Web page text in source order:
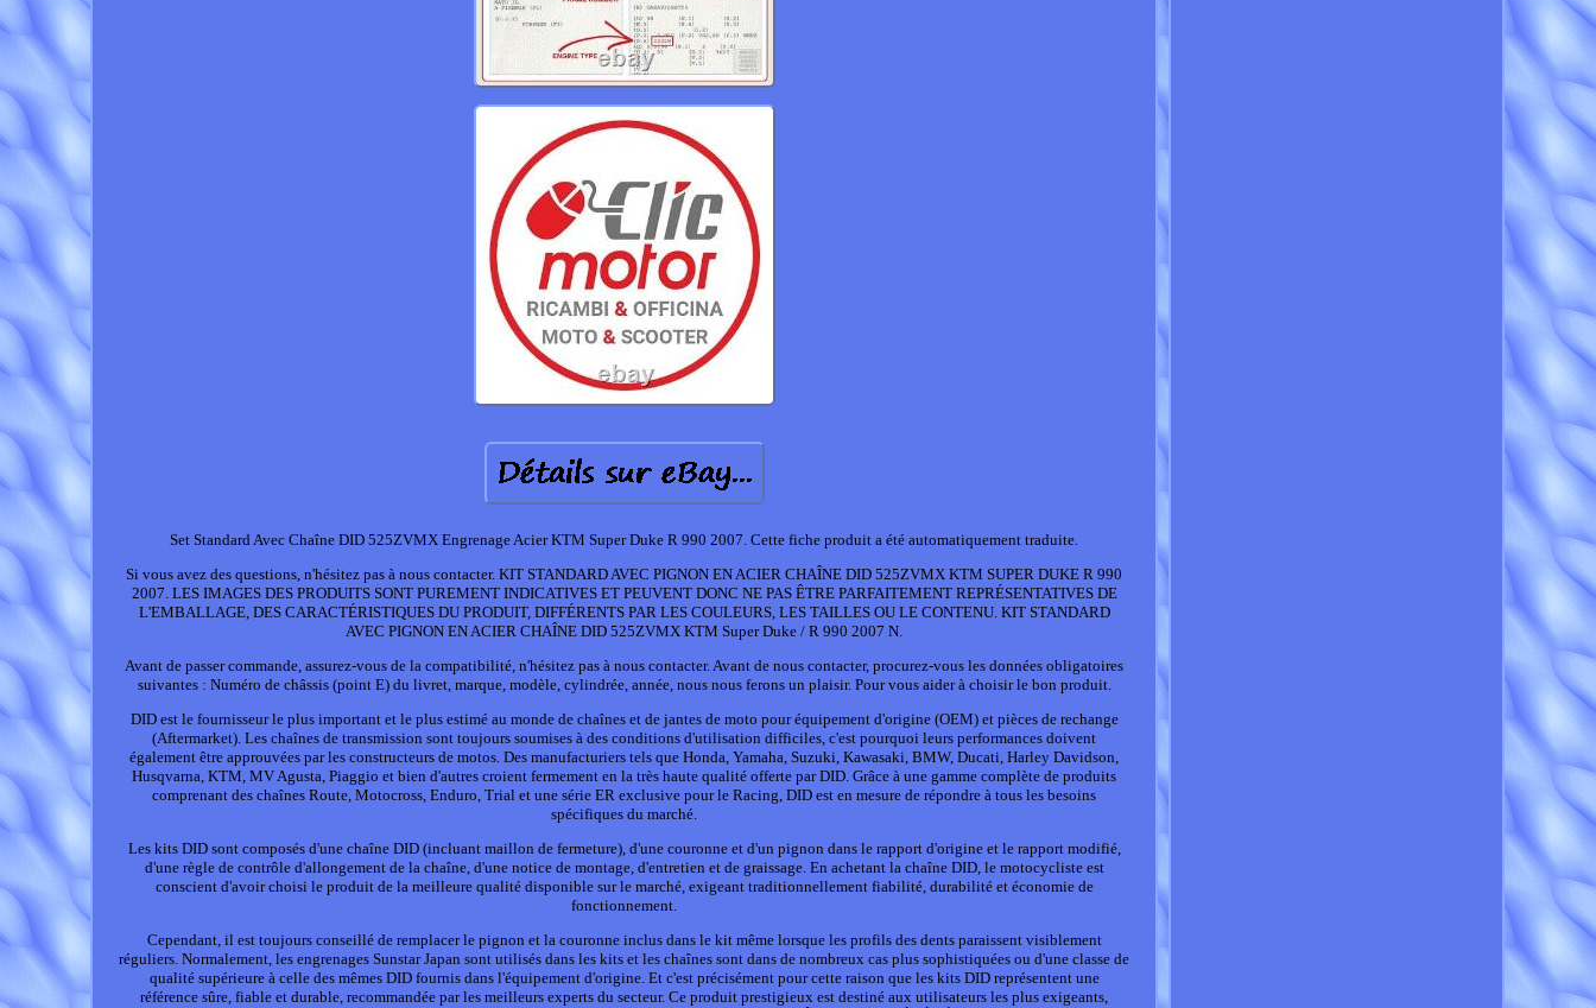
Set Standard Avec Chaîne DID 525ZVMX Engrenage Acier KTM Super Duke R 990 2007. Cette fiche produit a été automatiquement traduite.
Si vous avez des questions, n'hésitez pas à nous contacter. KIT STANDARD AVEC PIGNON EN ACIER CHAÎNE DID 525ZVMX KTM SUPER DUKE R 990
2007. LES IMAGES DES PRODUITS SONT PUREMENT INDICATIVES ET PEUVENT DONC NE PAS ÊTRE PARFAITEMENT REPRÉSENTATIVES DE
L'EMBALLAGE, DES CARACTÉRISTIQUES DU PRODUIT, DIFFÉRENTS PAR LES COULEURS, LES TAILLES OU LE CONTENU. KIT STANDARD
AVEC PIGNON EN ACIER CHAÎNE DID 525ZVMX KTM Super Duke / R 990 2007 N.
Avant de passer commande, assurez-vous de la compatibilité, n'hésitez pas à nous contacter. Avant de nous contacter, procurez-vous les données obligatoires
suivantes : Numéro de châssis (point E) du livret, marque, modèle, cylindrée, année, nous nous ferons un plaisir. Pour vous aider à choisir le bon produit.
DID est le fournisseur le plus important et le plus estimé au monde de chaînes et de jantes de moto pour équipement d'origine (OEM) et pièces de rechange
(Aftermarket). Les chaînes de transmission sont toujours soumises à des conditions d'utilisation difficiles, c'est pourquoi leurs performances doivent
également être approuvées par les constructeurs de motos. Des manufacturiers tels que Honda, Yamaha, Suzuki, Kawasaki, BMW, Ducati, Harley Davidson,
Husqvarna, KTM, MV Agusta, Piaggio et bien d'autres croient fermement en la très haute qualité offerte par DID. Grâce à une gamme complète de produits
comprenant des chaînes Route, Motocross, Enduro, Trial et une série ER exclusive pour le Racing, DID est en mesure de répondre à tous les besoins
spécifiques du marché.
Les kits DID sont composés d'une chaîne DID (incluant maillon de fermeture), d'une couronne et d'un pignon dans le rapport d'origine et le rapport modifié,
d'une règle de contrôle d'allongement de la chaîne, d'une notice de montage, d'entretien et de graissage. En achetant la chaîne DID, le motocycliste est
conscient d'avoir choisi le produit de la meilleure qualité disponible sur le marché, exigeant traditionnellement fiabilité, durabilité et économie de
fonctionnement.
Cependant, il est toujours conseillé de remplacer le pignon et la couronne inclus dans le kit même lorsque les profils des dents paraissent visiblement
réguliers. Normalement, les engrenages Sunstar Japan sont utilisés dans les kits et les chaînes sont dans de nombreux cas plus sophistiquées ou d'une classe de
qualité supérieure à celle des mêmes DID fournis dans l'équipement d'origine. Et c'est précisément pour cette raison que les kits DID représentent une
référence sûre, fiable et durable, recommandée par les meilleurs experts du secteur. Ce produit prestigieux est destiné aux utilisateurs les plus exigeants,